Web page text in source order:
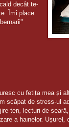
decât te-
Îmi place
cu fetița mea și
scăpat de stress-ul
ten, lecturi de
a hainelor. Ușurel,